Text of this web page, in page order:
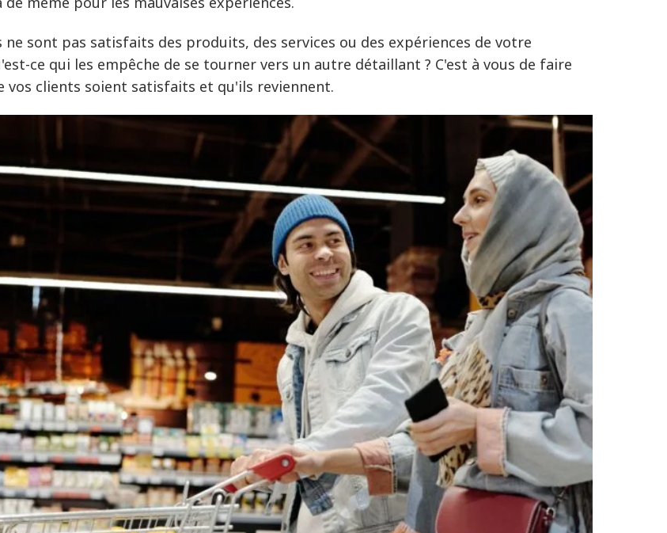
ne sont pas satisfaits des produits, des services ou des expériences de votre
ce qui les empêche de se tourner vers un autre détaillant ? C'est à vous de faire
vos clients soient satisfaits et qu'ils reviennent.